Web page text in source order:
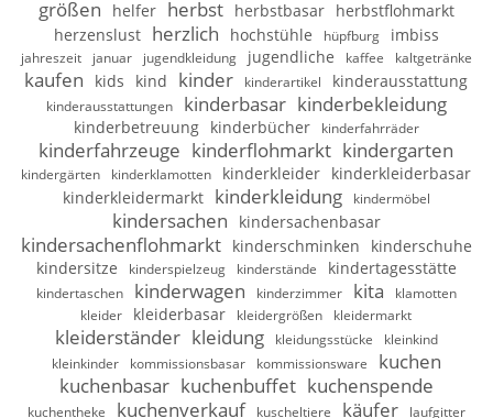
größen
helfer herbst herbstbasar herbstflohmarkt
herzenslust herzlich hochstühle hüpfburg imbiss
jahreszeit januar jugendkleidung jugendliche kaffee kaltgetränke
kaufen kids kind kinder kinderartikel kinderausstattung
kinderausstattungen kinderbasar kinderbekleidung
kinderbetreuung kinderbücher kinderfahrräder
kinderfahrzeuge kinderflohmarkt kindergarten
kindergärten kinderklamotten kinderkleider kinderkleiderbasar
kinderkleidermarkt kinderkleidung kindermöbel
kindersachen kindersachenbasar
kindersachenflohmarkt kinderschminken
kinderschuhe
kindersitze
kinderspielzeug kinderstände kindertagesstätte
kindertaschen kinderwagen kinderzimmer kita
klamotten
kleider
kleiderbasar kleidergrößen kleidermarkt
kleiderständer kleidung kleidungsstücke
kleinkind
kleinkinder
kommissionsbasar kommissionsware
kuchen
kuchenbasar kuchenbuffet kuchenspende
kuchentheke kuchenverkauf kuscheltiere käufer
laufgitter